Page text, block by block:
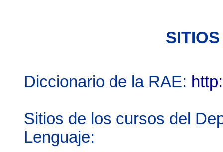
Diccionario de la RAE:
Sitios de los cursos del
Lenguaje: